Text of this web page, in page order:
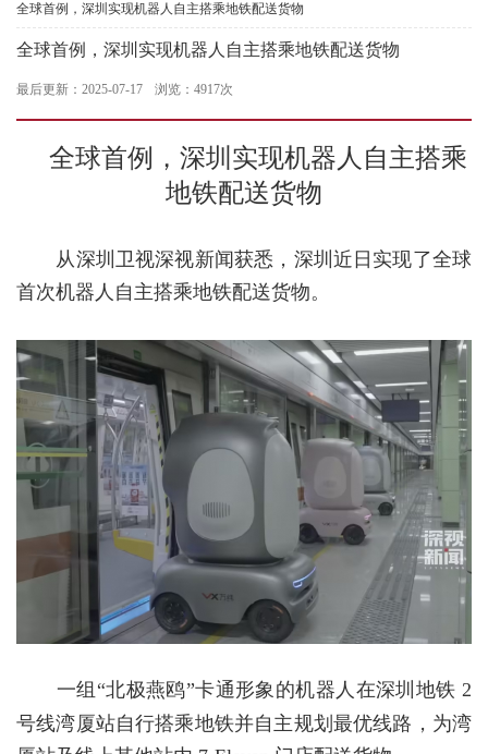
全球首例，深圳实现机器人自主搭乘地铁配送货物
全球首例，深圳实现机器人自主搭乘地铁配送货物
最后更新：2025-07-17 浏览：4917次
全球首例，深圳实现机器人自主搭乘
地铁配送货物
从深圳卫视深视新闻获悉，深圳近日实现了全球
首次机器人 自主搭乘地铁配送货物。
一组 “北极燕鸥”卡通形象的机器人在深圳地铁 2
号线湾厦站自行搭乘地铁并自主规划最优线路 ，为湾